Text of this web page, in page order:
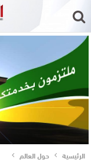
الرئيسية حول العالم